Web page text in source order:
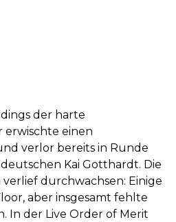
der harte
einen
verlor bereits in Runde
Kai Gotthardt. Die
durchwachsen: Einige
aber insgesamt fehlte
In der Live Order of Merit